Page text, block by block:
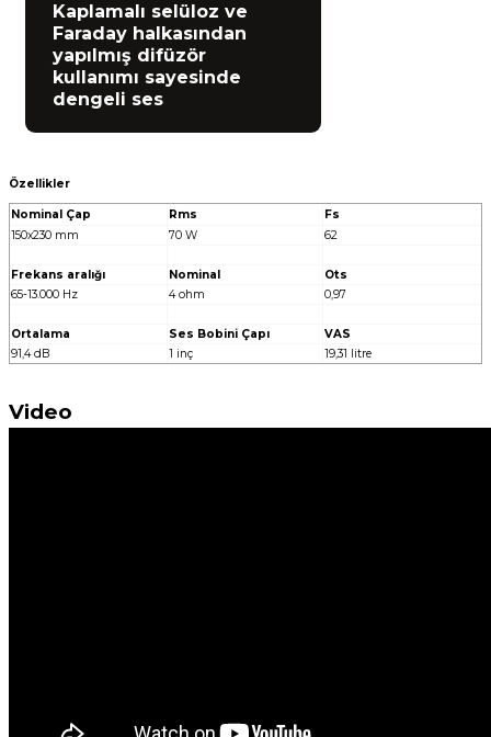
Kaplamalı selüloz ve
Faraday halkasından
yapılmış difüzör
kullanımı sayesinde
dengeli ses
Özellikler
Nominal Çap Rms
Fs
150x230 mm
70 W 62
Frekans aralığı Nominal
Ots
65-13.000 Hz
4 ohm 0,97
Ortalama Ses Bobini Çapı
VAS
91,4 dB
1 inç 19,31 litre
Video